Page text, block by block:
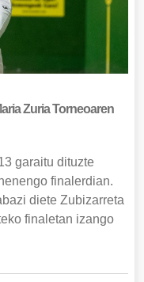
Zuria Torneoaren
garaitu dituzte
finalerdian.
diete Zubizarreta
finaletan izango